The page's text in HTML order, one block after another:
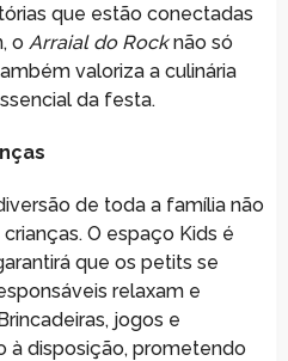
que estão conectadas
o Arraial do Rocknão só
valoriza a culinária
da festa.
de toda a família não
O espaço Kids é
que os petits se
relaxam e
jogos e
à disposição, prometendo